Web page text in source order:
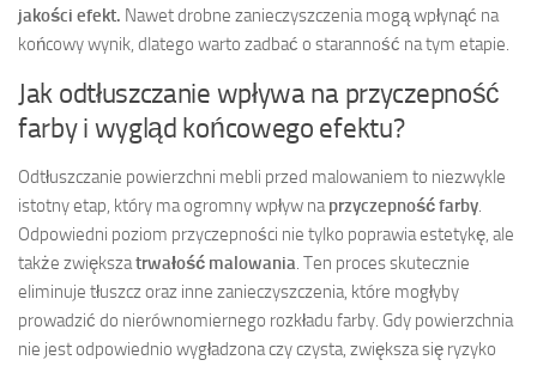
jakości efekt. Nawet drobne zanieczyszczenia mogą wpłynąć na
końcowy wynik, dlatego warto zadbać o staranność na tym etapie.
Jak odtłuszczanie wpływa na przyczepność
farby i wygląd końcowego efektu?
Odtłuszczanie powierzchni mebli przed malowaniem to niezwykle
istotny etap, który ma ogromny wpływ naprzyczepność farby.
Odpowiedni poziom przyczepności nie tylko poprawia estetykę, ale
także zwiększatrwałość malowania. Ten proces skutecznie
eliminuje tłuszcz oraz inne zanieczyszczenia, które mogłyby
prowadzić do nierównomiernego rozkładu farby. Gdy powierzchnia
nie jest odpowiednio wygładzona czy czysta, zwiększa się ryzyko